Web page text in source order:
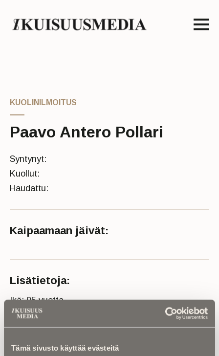
Tämä sivusto käyttää evästeitä
KUOLINILMOITUS
Paavo Antero Pollari
Syntynyt:
Kuollut:
Haudattu:
Kaipaamaan jäivät:
Lisätietoja:
Ikä: 95 vuotta
Kuolinaika: 2024
Lähde: Jyväskylän seurakunta ja Suur-Jyväskylän